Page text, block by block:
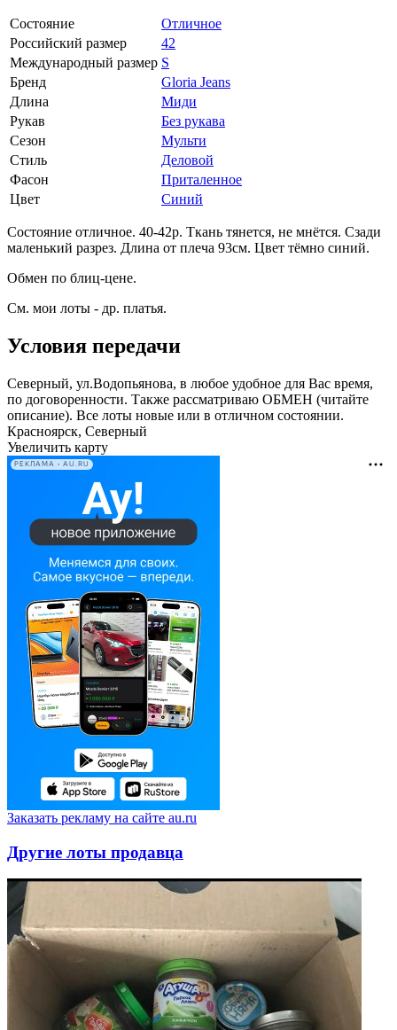
Состояние
Отличное
Российский размер
42
Международный размер S
Бренд
Gloria Jeans
Длина
Миди
Рукав
Без рукава
Сезон
Мульти
Стиль
Деловой
Фасон
Приталенное
Цвет
Синий
Состояние отличное. 40-42р. Ткань тянется, не мнётся. Сзади
маленький разрез. Длина от плеча 93см. Цвет тёмно синий.
Обмен по блиц-цене.
См. мои лоты - др. платья.
Условия передачи
Северный, ул.Водопьянова, в любое удобное для Вас время,
по договоренности. Также рассматриваю ОБМЕН (читайте
описание). Все лоты новые или в отличном состоянии.
Красноярск, Северный
Увеличить карту
РЕКЛАМА • AU.RU
Заказать рекламу на сайте au.ru
Другие лоты продавца